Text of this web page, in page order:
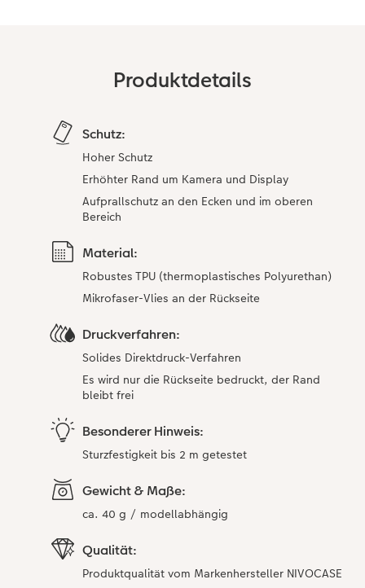
Inspiration
Neuheiten
Neuheiten
Produktdetails
Schutz:
Hoher Schutz
Erhöhter Rand um Kamera und Display
Aufprallschutz an den Ecken und im oberen
Bereich
Material:
Robustes TPU (thermoplastisches Polyurethan)
Mikrofaser-Vlies an der Rückseite
Druckverfahren:
Solides Direktdruck-Verfahren
Es wird nur die Rückseite bedruckt, der Rand
bleibt frei
Besonderer Hinweis:
Sturzfestigkeit bis 2 m getestet
Gewicht & Maße:
ca. 40 g / modellabhängig
Qualität:
Produktqualität vom Markenhersteller NIVOCASE